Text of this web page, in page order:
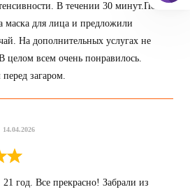
В течении 30 минут.После
маска для лица и предложили
На дополнительных услугах не
целом всем очень понравилось.
загаром.
14.04.2026
год. Все прекрасно! Забрали из